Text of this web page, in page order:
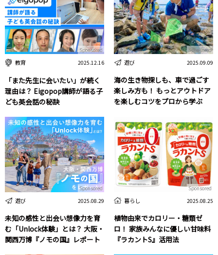
教育 2025.12.16
「また先生に会いたい」が続く
理由は？ Eigopop講師が語る子
ども英会話の秘訣
Sponsored
遊び 2025.09.09
海の生き物探しも、車で過ごす
楽しみ方も！ もっとアウトドア
を楽しむコツをプロから学ぶ
Sponsored
遊び 2025.08.29
未知の感性と出会い想像力を育
む「Unlock体験」とは？ 大阪・
関西万博『ノモの国』レポート
Sponsored
暮らし 2025.08.25
植物由来でカロリー・糖類ゼ
ロ！ 家族みんなに優しい甘味料
『ラカントS』活用法
Sponsored